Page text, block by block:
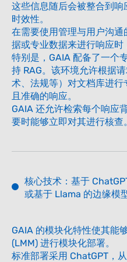
这些信息随后会被整合到
时效性。
在需要使用管理与用户沟
据或专业数据来进行响应时
特别是，GAIA 配备了一个
持 RAG。该环境允许根据
术、法规等）对文档库进
且准确的响应。
GAIA 还允许检索每个响应
要时能够立即对其进行核查。
核心技术：基于
或基于 Llama 的边缘模
GAIA 的模块化特性使其能
(LMM) 进行模块化部署。
标准部署采用 ChatGPT，